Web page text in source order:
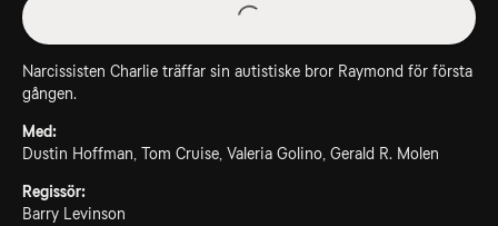
Narcissisten Charlie träffar sin autistiske bror Raymond för första
gången.
Med:
Dustin Hoffman, Tom Cruise, Valeria Golino, Gerald R. Molen
Regissör:
Barry Levinson